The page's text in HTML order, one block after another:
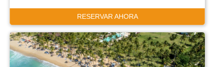
RESERVAR AHORA